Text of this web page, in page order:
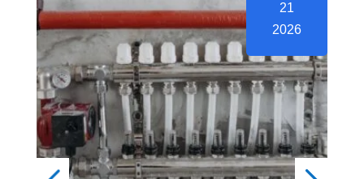
21
2026